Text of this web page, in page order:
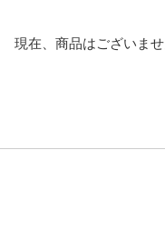
現在、商品はございま